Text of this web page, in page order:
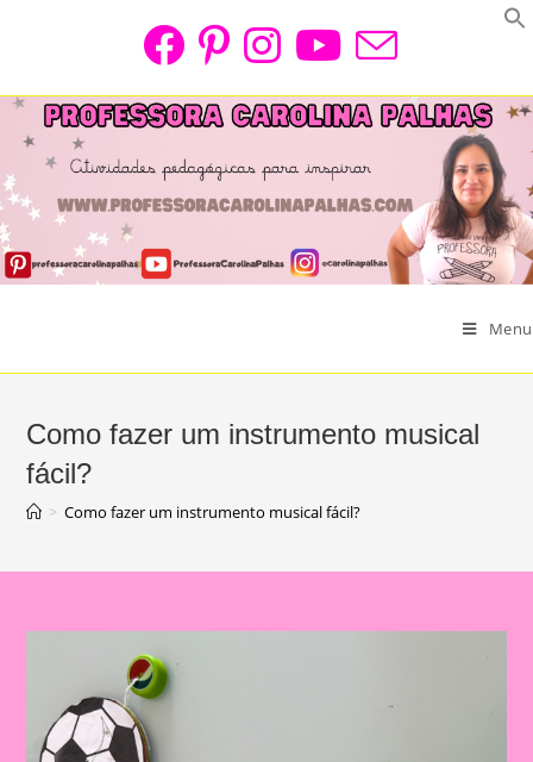
Menu
Como fazer um instrumento musical
fácil?
> Como fazer um instrumento musical fácil?